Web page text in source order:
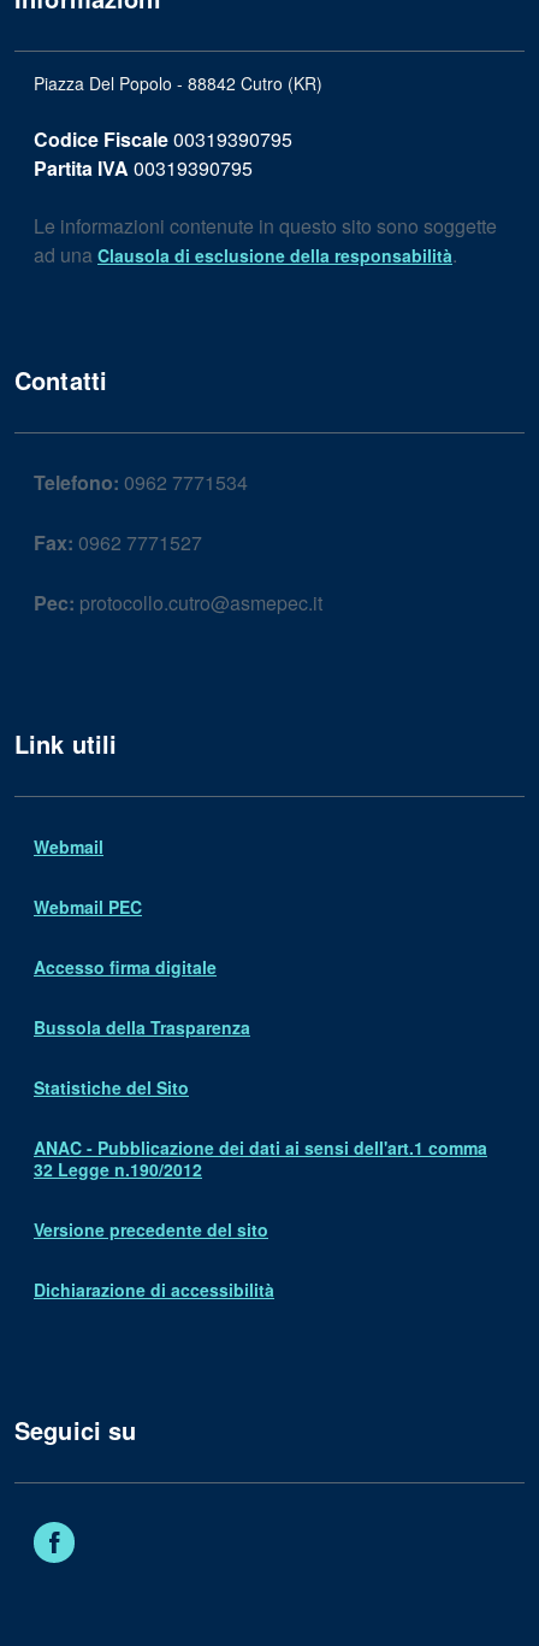
Piazza Del Popolo - 88842 Cutro (KR)
Codice Fiscale00319390795
Partita IVA 00319390795
Le informazioni contenute in questo sito sono soggette
ad una Clausola di esclusione della responsabilità.
Contatti
Telefono: 0962 7771534
Fax: 0962 7771527
Pec: protocollo.cutro@asmepec.it
Link utili
Webmail
Webmail PEC
Accesso firma digitale
Bussola della Trasparenza
Statistiche del Sito
ANAC - Pubblicazione dei dati ai sensi dell'art.1 comma
32 Legge n.190/2012
Versione precedente del sito
Dichiarazione di accessibilità
Seguici su